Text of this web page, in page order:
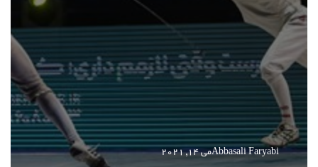
Abbasali Faryabiمی 14, 2021